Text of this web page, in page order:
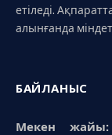
етіледі.
алынғанда
БАЙЛАНЫС
Мекен жайы: